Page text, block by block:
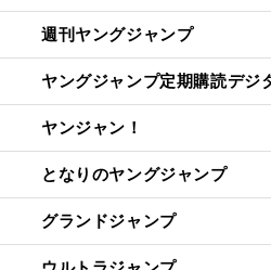
週刊ヤングジャンプ
ヤングジャンプ定期購読デジ
ヤンジャン！
となりのヤングジャンプ
グランドジャンプ